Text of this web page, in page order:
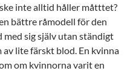
inte alltid håller måtttet?
bättre råmodell för den
med sig själv utan ständigt
lite färskt blod. En kvinna
om kvinnorna varit en